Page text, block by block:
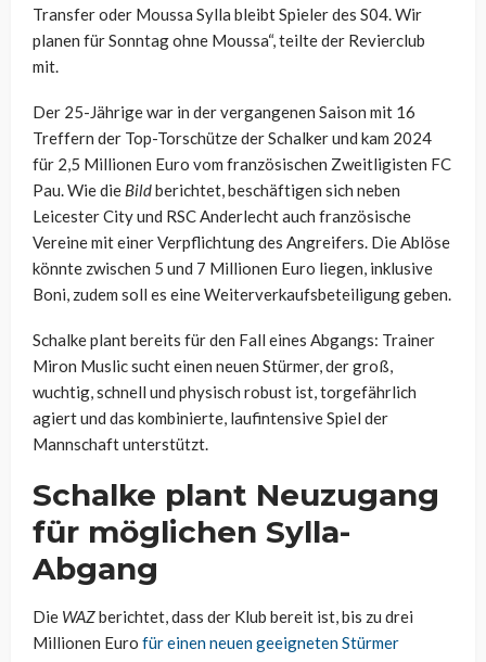
Transfer oder Moussa Sylla bleibt Spieler des S04. Wir
planen für Sonntag ohne Moussa“, teilte der Revierclub
mit.
Der 25-Jährige war in der vergangenen Saison mit 16
Treffern der Top-Torschütze der Schalker und kam 2024
für 2,5 Millionen Euro vom französischen Zweitligisten FC
Pau. Wie die Bildberichtet, beschäftigen sich neben
Leicester City und RSC Anderlecht auch französische
Vereine mit einer Verpflichtung des Angreifers. Die Ablöse
könnte zwischen 5 und 7 Millionen Euro liegen, inklusive
Boni, zudem soll es eine Weiterverkaufsbeteiligung geben.
Schalke plant bereits für den Fall eines Abgangs: Trainer
Miron Muslic sucht einen neuen Stürmer, der groß,
wuchtig, schnell und physisch robust ist, torgefährlich
agiert und das kombinierte, laufintensive Spiel der
Mannschaft unterstützt.
Schalke plant Neuzugang
für möglichen Sylla-
Abgang
Die WAZberichtet, dass der Klub bereit ist, bis zu drei
Millionen Euro für einen neuen geeigneten Stürmer